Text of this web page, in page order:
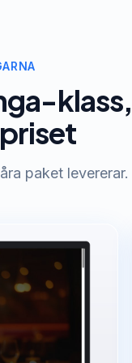
paket levererar.